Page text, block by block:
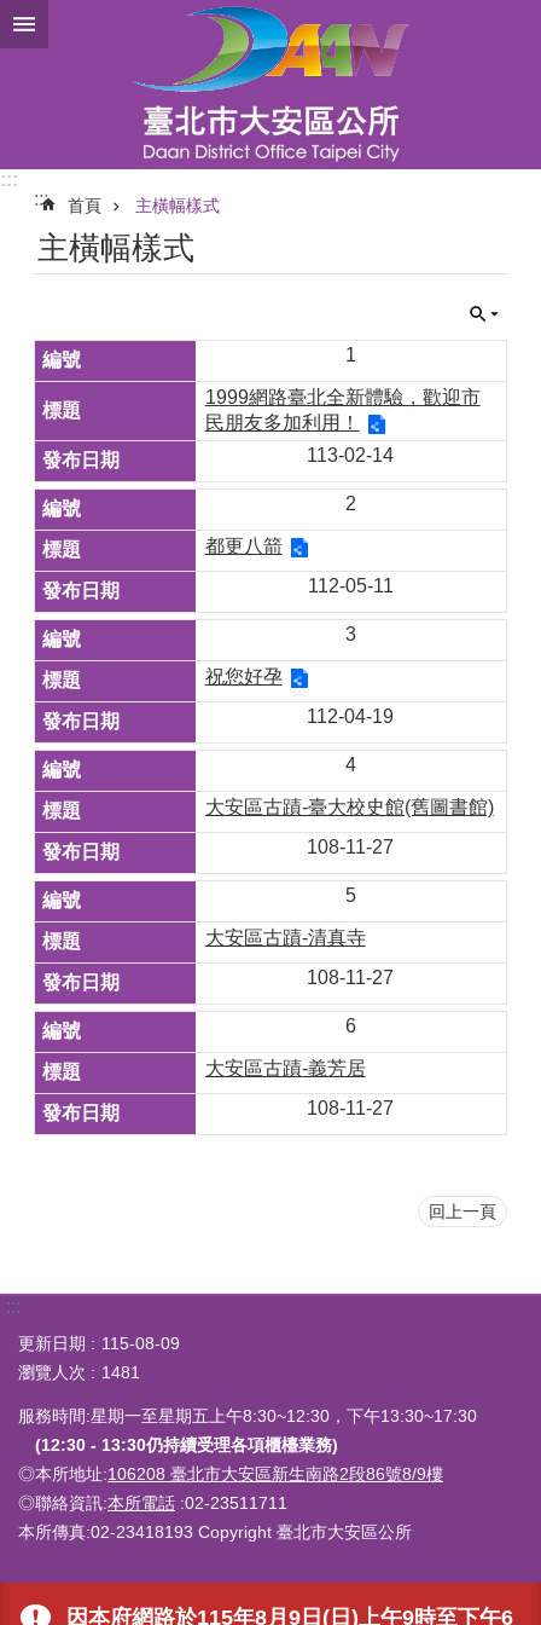
跳到主要內容區塊
:::
因本府網路於115年8月9日(日)上午9時至下午6
::: 首頁 主橫幅樣式
主橫幅樣式
1
1999網路臺北全新體驗，歡迎市
民朋友多加利用！
113-02-14
2
都更八箭
112-05-11
3
祝您好孕
112-04-19
4
大安區古蹟-臺大校史館(舊圖書館)
108-11-27
5
大安區古蹟-清真寺
108-11-27
6
大安區古蹟-義芳居
108-11-27
回上一頁
:::
更新日期
115-08-09
瀏覽人次
1481
服務時間:星期一至星期五上午8:30~12:30，下午13:30~17:30
(12:30 - 13:30仍持續受理各項櫃檯業務)
◎本所地址:106208 臺北市大安區新生南路2段86號8/9樓
◎聯絡資訊:本所電話 :02-23511711
本所傳真:02-23418193 Copyright 臺北市大安區公所